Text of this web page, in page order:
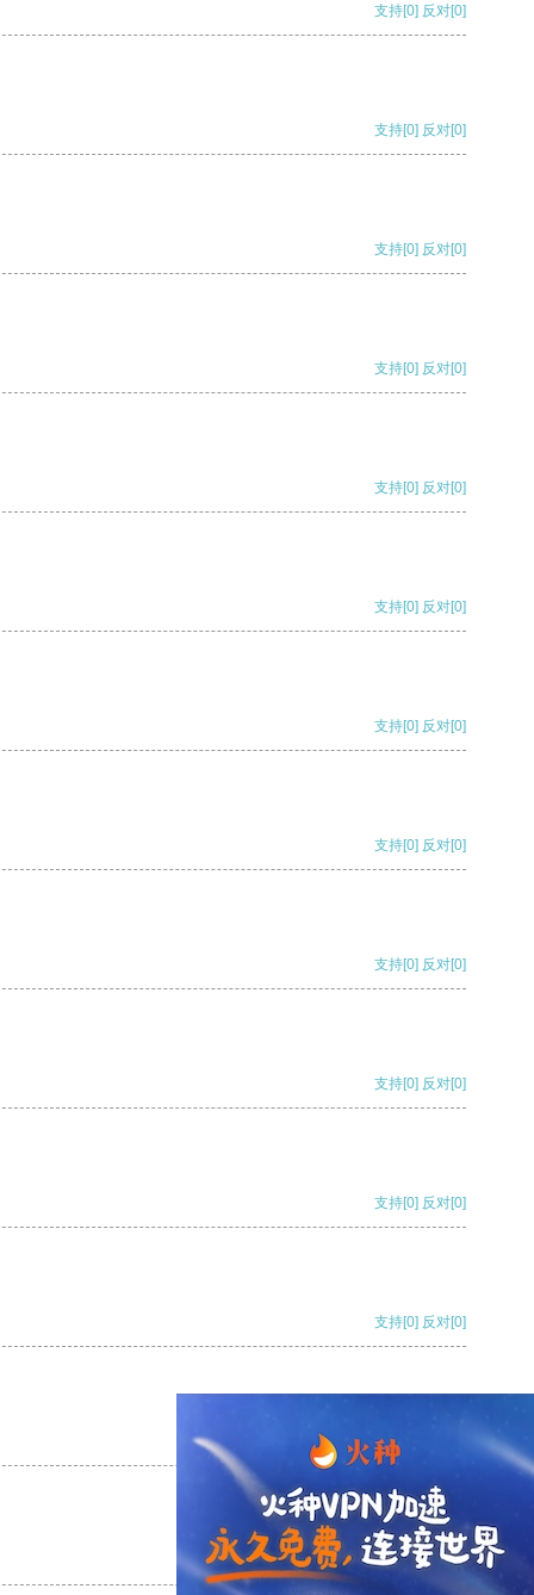
支持[0] 反对[0]
支持[0] 反对[0]
支持[0] 反对[0]
支持[0] 反对[0]
支持[0] 反对[0]
支持[0] 反对[0]
支持[0] 反对[0]
支持[0] 反对[0]
支持[0] 反对[0]
支持[0] 反对[0]
支持[0] 反对[0]
支持[0] 反对[0]
支持
支持[0] 反对[0]